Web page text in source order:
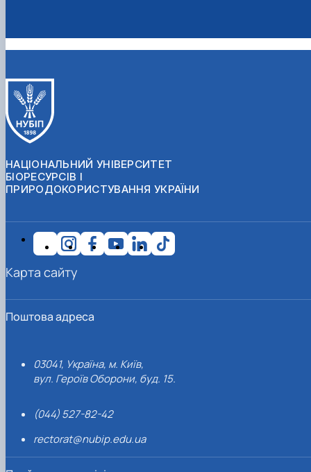
НАЦІОНАЛЬНИЙ УНІВЕРСИТЕТ
БІОРЕСУРСІВ І
ПРИРОДОКОРИСТУВАННЯ УКРАЇНИ
Поштова адреса
03041, Україна, м. Київ,
вул. Героїв Оборони, буд. 15.
(044) 527-82-42
rectorat@nubip.edu.ua
Карта сайту